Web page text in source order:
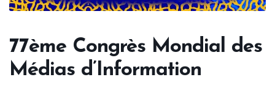
77ème Congrès Mondial des
Médias d’Information